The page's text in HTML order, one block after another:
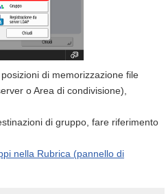
di memorizzazione file
o Area di condivisione),
di gruppo, fare riferimento
nella Rubrica (pannello di